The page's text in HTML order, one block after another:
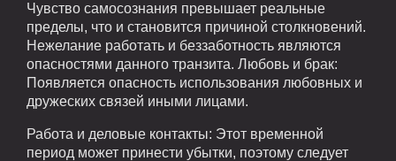
Чувство самосознания превышает реальные
пределы, что и становится причиной столкновений.
Нежелание работать и беззаботность являются
опасностями данного транзита. Любовь и брак:
Появляется опасность использования любовных и
дружеских связей иными лицами.
Работа и деловые контакты: Этот временной
период может принести убытки, поэтому следует